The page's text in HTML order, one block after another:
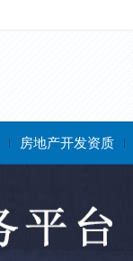
房地产开发资质